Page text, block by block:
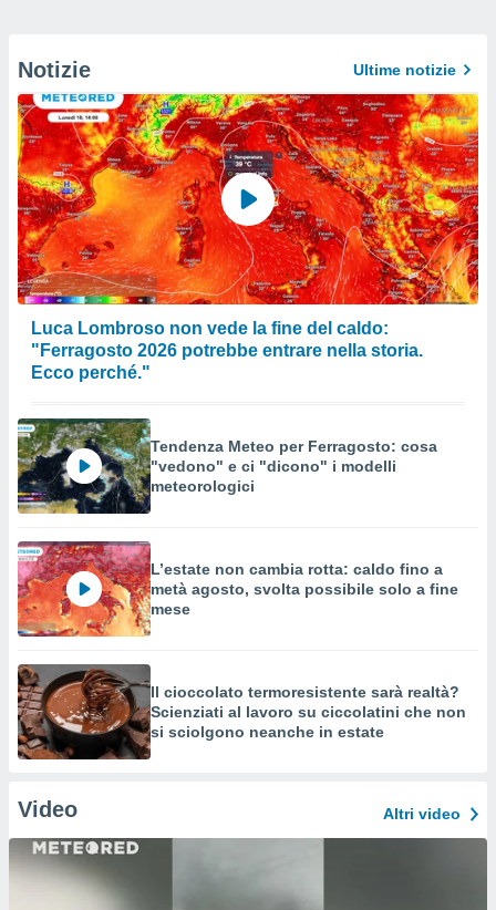
Notizie Ultime notizie
Luca Lombroso non vede la fine del caldo:
"Ferragosto 2026 potrebbe entrare nella storia.
Ecco perché."
Tendenza Meteo per Ferragosto: cosa
"vedono" e ci "dicono" i modelli
meteorologici
L’estate non cambia rotta: caldo fino a
metà agosto, svolta possibile solo a fine
mese
Il cioccolato termoresistente sarà realtà?
Scienziati al lavoro su ciccolatini che non
si sciolgono neanche in estate
Video Altri video